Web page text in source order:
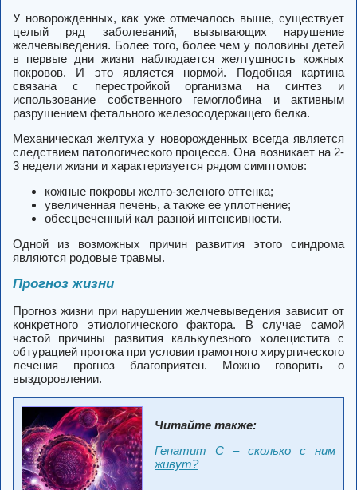
У новорожденных, как уже отмечалось выше, существует
целый ряд заболеваний, вызывающих нарушение
желчевыведения. Более того, более чем у половины детей
в первые дни жизни наблюдается желтушность кожных
покровов. И это является нормой. Подобная картина
связана с перестройкой организма на синтез и
использование собственного гемоглобина и активным
разрушением фетального железосодержащего белка.
Механическая желтуха у новорожденных всегда является
следствием патологического процесса. Она возникает на 2-
3 недели жизни и характеризуется рядом симптомов:
кожные покровы желто-зеленого оттенка;
увеличенная печень, а также ее уплотнение;
обесцвеченный кал разной интенсивности.
Одной из возможных причин развития этого синдрома
являются родовые травмы.
Прогноз жизни
Прогноз жизни при нарушении желчевыведения зависит от
конкретного этиологического фактора. В случае самой
частой причины развития калькулезного холецистита с
обтурацией протока при условии грамотного хирургического
лечения прогноз благоприятен. Можно говорить о
выздоровлении.
Читайте также:
Гепатит С – сколько с ним
живут?